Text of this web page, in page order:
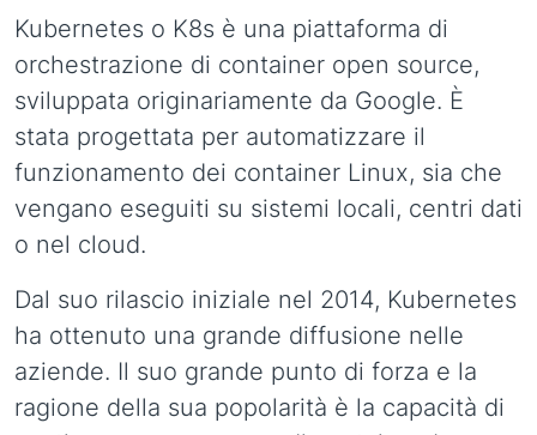
Kubernetes o K8s è una piattaforma di
orchestrazione di container open source,
sviluppata originariamente da Google. È
stata progettata per automatizzare il
funzionamento dei container Linux, sia che
vengano eseguiti su sistemi locali, centri dati
o nel cloud.
Dal suo rilascio iniziale nel 2014, Kubernetes
ha ottenuto una grande diffusione nelle
aziende. Il suo grande punto di forza e la
ragione della sua popolarità è la capacità di